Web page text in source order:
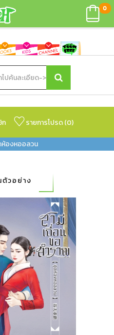
ก รายการโปรด (0)
0
องหออลวน
ตัวอย่าง